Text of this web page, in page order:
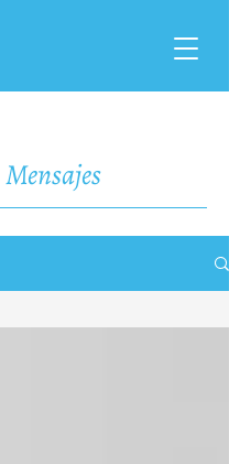
Mensajes